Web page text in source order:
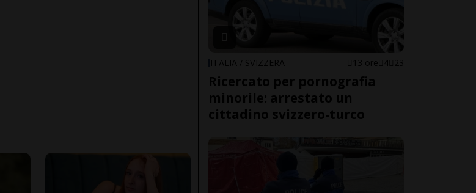
ITALIA / SVIZZERA 13 ore 4 23
Ricercato per pornografia
minorile: arrestato un
cittadino svizzero-turco